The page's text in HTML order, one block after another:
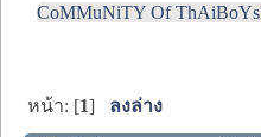
CoMMuNiTY Of
หน้า: [1] ลงล่าง